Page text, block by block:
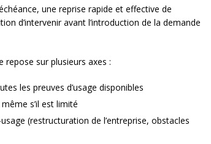
une reprise rapide et effective de
d’intervenir avant l’introduction de la demande
repose sur plusieurs axes :
les preuves d’usage disponibles
s’il est limité
(restructuration de l’entreprise, obstacles